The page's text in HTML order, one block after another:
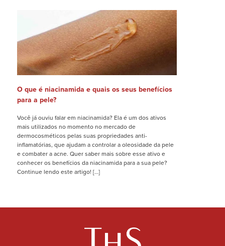
O que é niacinamida e quais os seus benefícios
para a pele?
Você já ouviu falar em niacinamida? Ela é um dos ativos
mais utilizados no momento no mercado de
dermocosméticos pelas suas propriedades anti-
inflamatórias, que ajudam a controlar a oleosidade da pele
e combater a acne. Quer saber mais sobre esse ativo e
conhecer os benefícios da niacinamida para a sua pele?
Continue lendo este artigo! […]